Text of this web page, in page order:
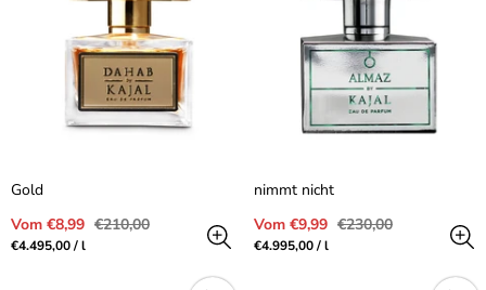
Gold
Verkaufspreis
Vom €8,99 Regulärer
€210,00
Preis
€4.495,00/pro
l
nimmt nicht
Verkaufspreis
Vom €9,99 Regulärer
€230,00
Preis
€4.995,00/pro
l